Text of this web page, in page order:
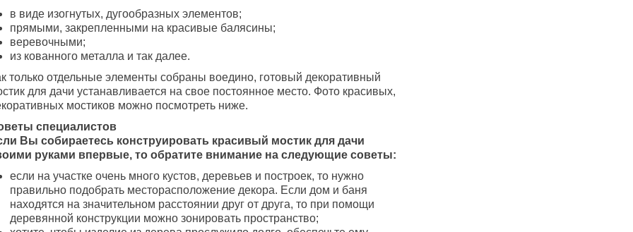
в виде изогнутых, дугообразных элементов;
прямыми, закрепленными на красивые балясины;
веревочными;
из кованного металла и так далее.
только отдельные элементы собраны воедино, готовый декоративный
для дачи устанавливается на свое постоянное место. Фото красивых,
мостиков можно посмотреть ниже.
специалистов
Вы собираетесь конструировать красивый мостик для дачи
руками впервые, то обратите внимание на следующие советы:
если на участке очень много кустов, деревьев и построек, то нужно
правильно подобрать месторасположение декора. Если дом и баня
находятся на значительном расстоянии друг от друга, то при помощи
деревянной конструкции можно зонировать пространство;